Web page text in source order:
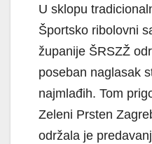
U sklopu
Športsko ribolovni
županije ŠRSZŽ
poseban naglasak
najmlađih. Tom
Zeleni Prsten
održala je